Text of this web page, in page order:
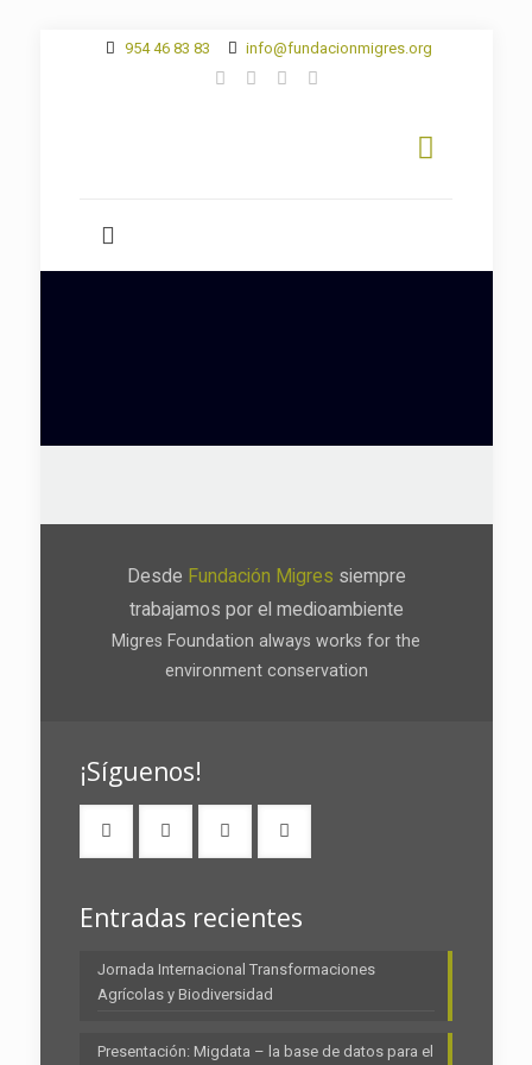
954 46 83 83 info@fundacionmigres.org
Desde Fundación Migres siempre
trabajamos por el medioambiente
Migres Foundation always works for the
environment conservation
¡Síguenos!
Entradas recientes
Jornada Internacional Transformaciones
Agrícolas y Biodiversidad
Presentación: Migdata – la base de datos para el